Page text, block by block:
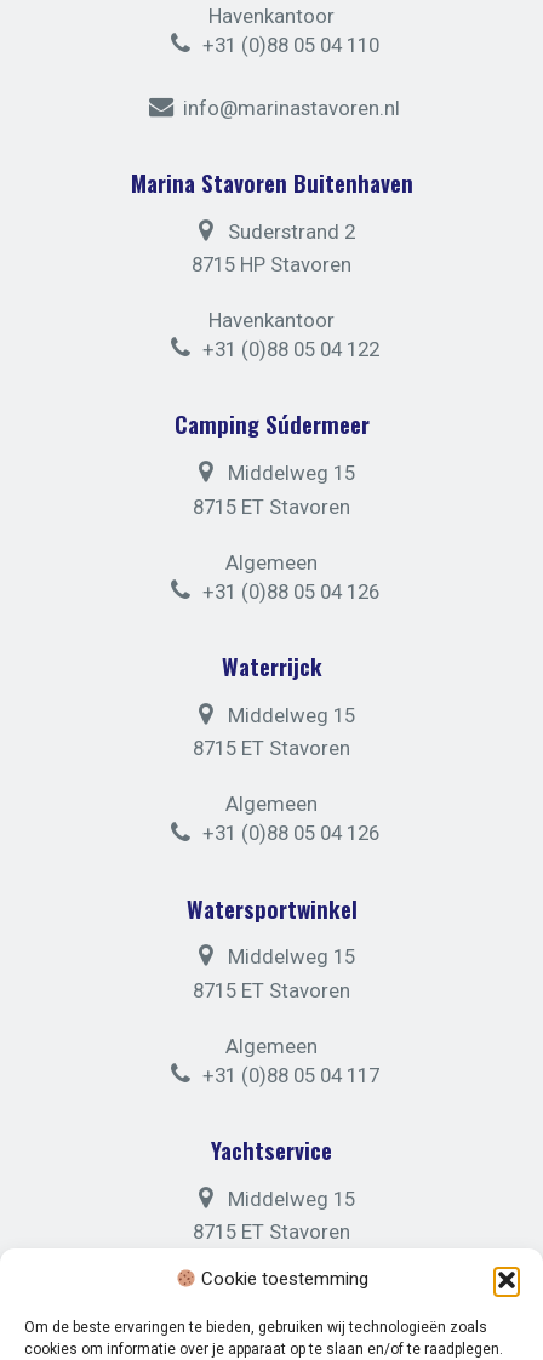
Cookie toestemming
Om de beste ervaringen te bieden, gebruiken wij technologieën zoals
cookies om informatie over je apparaat op te slaan en/of te raadplegen.
Havenkantoor
+31 (0)88 05 04 110
info@marinastavoren.nl
Marina Stavoren Buitenhaven
Suderstrand 2
8715 HP Stavoren
Havenkantoor
+31 (0)88 05 04 122
Camping Súdermeer
Middelweg 15
8715 ET Stavoren
Algemeen
+31 (0)88 05 04 126
Waterrijck
Middelweg 15
8715 ET Stavoren
Algemeen
+31 (0)88 05 04 126
Watersportwinkel
Middelweg 15
8715 ET Stavoren
Algemeen
+31 (0)88 05 04 117
Yachtservice
Middelweg 15
8715 ET Stavoren
Algemeen
+31 (0)88 05 04 121